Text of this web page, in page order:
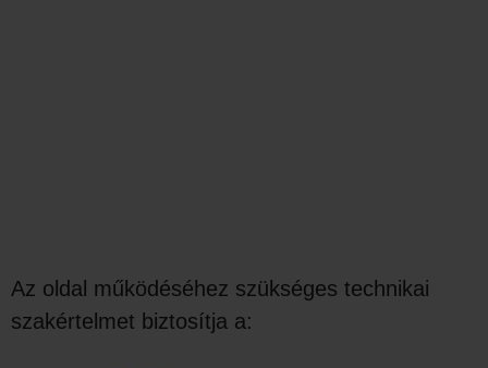
Az oldal működéséhez szükséges technikai
szakértelmet biztosítja a: